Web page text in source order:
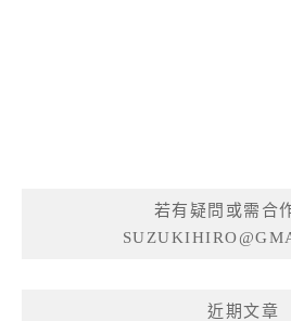
若有疑問或需合
近期文章